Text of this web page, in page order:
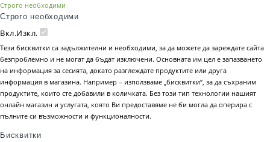
Строго необходими
Строго необходими
Вкл.Изкл.
Тези бисквитки са задължителни и необходими, за да можете да зареждате сайта
безпроблемно и не могат да бъдат изключени. Основната им цел е запазването
на информация за сесията, докато разглеждате продуктите или друга
информация в магазина. Например – използваме „бисквитки“, за да съхраним
продуктите, които сте добавили в количката. Без този тип технологии нашият
онлайн магазин и услугата, която Ви предоставяме не би могла да оперира с
пълните си възможности и функционалности.
Бисквитки